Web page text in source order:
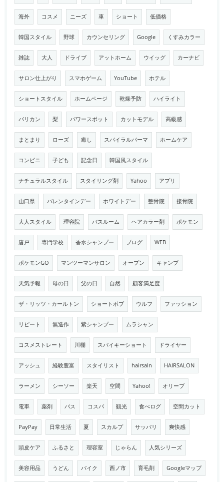
海外 コスメ ニーズ 車 ショート 低価格
韓国スタイル 野球 カウンセリング Google くすみカラー
雑誌 大人 ドライブ アットホーム ウイッグ カーナビ
サロン仕上がり スマホゲーム YouTube ホテル
ショートスタイル ホームページ 乾燥予防 ハイライト
バリカン 梨 パワースポット カットモデル 高級感
まとまり ローズ 癒し スパイラルパーマ ホームケア
コンビニ 子ども 記念日 韓国風スタイル
ナチュラルスタイル スタイリング剤 Yahoo アプリ
山口県 バレンタインデー ホワイトデー 整骨院 接骨院
大人スタイル 理容院 バスルーム ヘアカラー剤 ポケモン
唐戸 専門学校 香水シャンプー ブログ WEB
ポケモンGO マンツーマンサロン オープン キャンプ
天気予報 母の日 父の日 自然 顧客満足度
ザ・リッツ・カールトン ショートボブ ウルフ ファッション
リピート 無造作 紫シャンプー ムラシャン
コスメストレート 川棚 スパイキーショート ドライヤー
アッシュ 経験豊富 スタイリスト hairsaln HAIRSALON
ラーメン シーソー 楽天 空間 Yahoo! オリーブ
電車 薬剤 バス コスパ 観光 食べログ 空間カット
PayPay 日常生活 夏 スカルプ サッパリ 爽快感
頭皮ケア ふるさと 理容室 じゃらん 人気シリーズ
美容用品 うどん バイク 西ノ市 育毛剤 Googleマップ